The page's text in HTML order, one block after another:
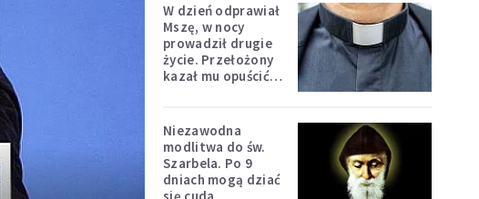
W dzień odprawiał
Mszę, w nocy
prowadził drugie
życie. Przełożony
kazał mu opuścić
Niezawodna
modlitwa do św.
Szarbela. Po 9
dniach mogą dziać